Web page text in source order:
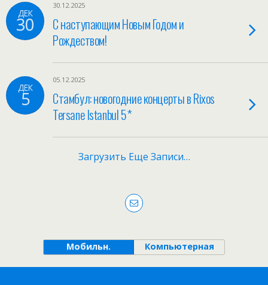
ДЕК
30
30.12.2025
С наступающим Новым Годом и
Рождеством!
ДЕК
5
05.12.2025
Стамбул: новогодние концерты в Rixos
Tersane Istanbul 5*
Загрузить Еще Записи…
Мобильн. Компьютерная